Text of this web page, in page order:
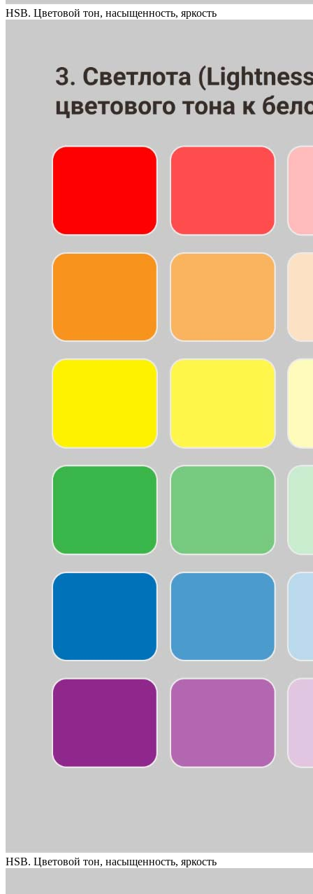
HSB. Цветовой тон, насыщенность, яркость
HSB. Цветовой тон, насыщенность, яркость